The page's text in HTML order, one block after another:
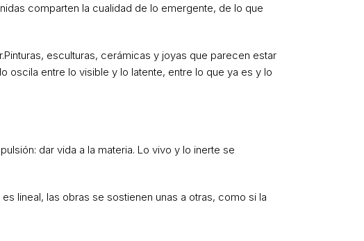
comparten la cualidad de lo emergente, de lo que
esculturas, cerámicas y joyas que parecen estar
oscila entre lo visible y lo latente, entre lo que ya es y lo
dar vida a la materia. Lo vivo y lo inerte se
lineal, las obras se sostienen unas a otras, como si la